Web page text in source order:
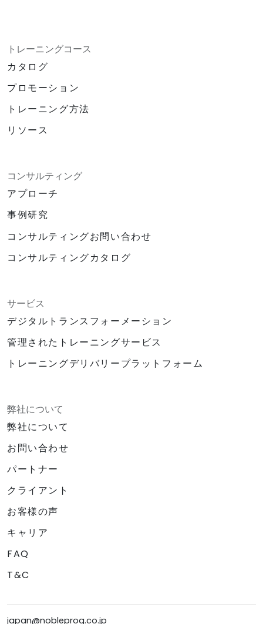
トレーニングコース
カタログ
プロモーション
トレーニング方法
リソース
コンサルティング
アプローチ
事例研究
コンサルティングお問い合わせ
コンサルティングカタログ
サービス
デジタルトランスフォーメーション
管理されたトレーニングサービス
トレーニングデリバリープラットフォーム
弊社について
弊社について
お問い合わせ
パートナー
クライアント
お客様の声
キャリア
FAQ
T&C
japan@nobleprog.co.jp